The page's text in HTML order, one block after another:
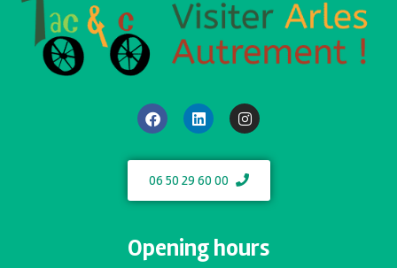
06 50 29 60 00
Opening hours